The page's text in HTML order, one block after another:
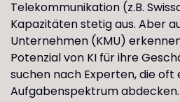
Telekommunikation (z.B.
Kapazitäten stetig aus. Aber
Unternehmen (KMU)
Potenzial von KI für ihre
suchen nach Experten, die oft
Aufgabenspektrum